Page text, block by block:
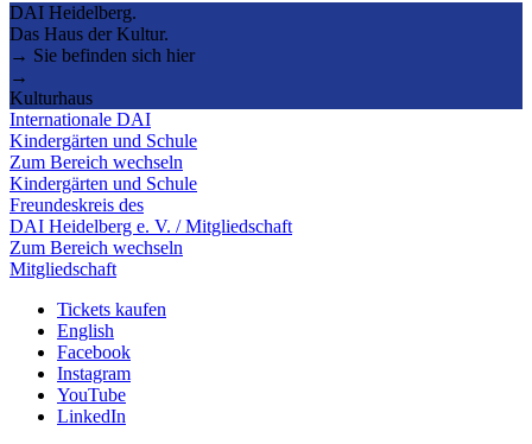
DAI Heidelberg.
Das Haus der Kultur.
→ Sie befinden sich hier
→
Kulturhaus
Internationale DAI
Kindergärten und Schule
Zum Bereich wechseln
Kindergärten und Schule
Freundeskreis des
DAI Heidelberg e. V. / Mitgliedschaft
Zum Bereich wechseln
Mitgliedschaft
Tickets kaufen
English
Facebook
Instagram
YouTube
LinkedIn